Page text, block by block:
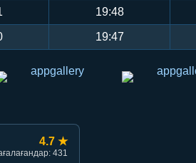
19:48
19:47
4.7 ★
431